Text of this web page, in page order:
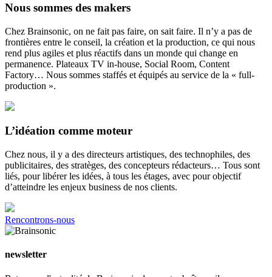
Nous sommes des makers
Chez Brainsonic, on ne fait pas faire, on sait faire. Il n’y a pas de
frontières entre le conseil, la création et la production, ce qui nous
rend plus agiles et plus réactifs dans un monde qui change en
permanence. Plateaux TV in-house, Social Room, Content
Factory… Nous sommes staffés et équipés au service de la « full-
production ».
L’idéation comme moteur
Chez nous, il y a des directeurs artistiques, des technophiles, des
publicitaires, des stratèges, des concepteurs rédacteurs… Tous sont
liés, pour libérer les idées, à tous les étages, avec pour objectif
d’atteindre les enjeux business de nos clients.
Rencontrons-nous
newsletter